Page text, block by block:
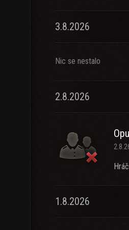
3.8.2026
Nic se nestalo
2.8.2026
Hráč
1.8.2026